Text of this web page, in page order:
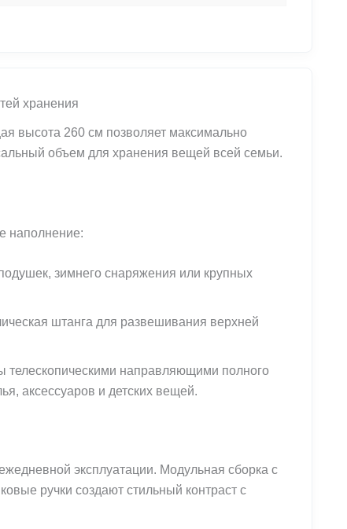
хранения
высота 260 см позволяет максимально
объем для хранения вещей всей семьи.
наполнение:
зимнего снаряжения или крупных
штанга для развешивания верхней
направляющими полного
аксессуаров и детских вещей.
эксплуатации. Модульная сборка с
ручки создают стильный контраст с